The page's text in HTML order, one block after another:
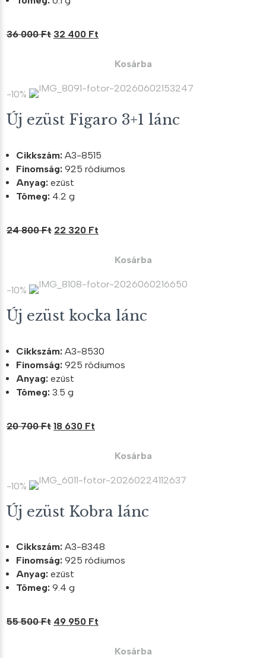
36 000Ft Original
000 Ft.
32 400 Ft
400 Ft.
Kosárba
-10%
Új ezüst Figaro 3+1 lánc
Cikkszám: A3-8515
Finomság: 925 ródiumos
Anyag: ezüst
Tömeg: 4.2 g
24 800Ft Original
800 Ft.
22 320 Ft
320 Ft.
Kosárba
-10%
Új ezüst kocka lánc
Cikkszám: A3-8530
Finomság: 925 ródiumos
Anyag: ezüst
Tömeg: 3.5 g
20 700Ft Original
700 Ft.
18 630 Ft
630 Ft.
Kosárba
-10%
Új ezüst Kobra lánc
Cikkszám: A3-8348
Finomság: 925 ródiumos
Anyag: ezüst
Tömeg: 9.4 g
55 500Ft Original
49 950 Ft
Kosárba